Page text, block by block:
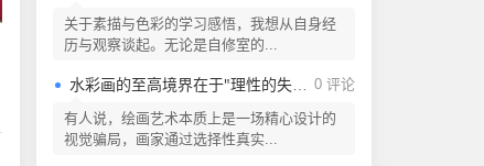
关于素描与色彩的学习感悟，我想从自身经
历与观察谈起。无论是自修室的...
0 评论
水彩画的至高境界在于"理性的失控"
有人说，绘画艺术本质上是一场精心设计的
视觉骗局，画家通过选择性真实...